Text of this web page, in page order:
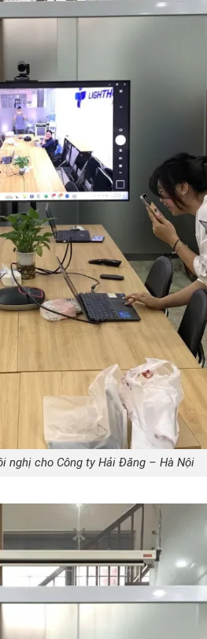
nghị cho Công ty Hải Đăng – Hà Nội